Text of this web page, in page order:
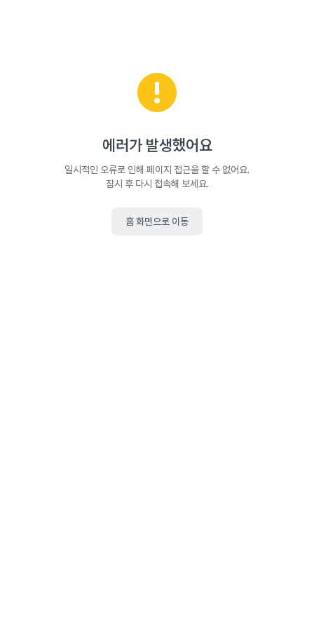
에러가 발생했어요
일시적인 오류로 인해 페이지 접근을 할 수 없어요.
잠시 후 다시 접속해 보세요.
홈 화면으로 이동